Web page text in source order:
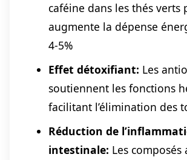
caféine dans les thés verts
augmente la dépense
4-5%
Effet détoxifiant: Les
soutiennent les fonctions
facilitant l’élimination des
Réduction de
intestinale: Les composés